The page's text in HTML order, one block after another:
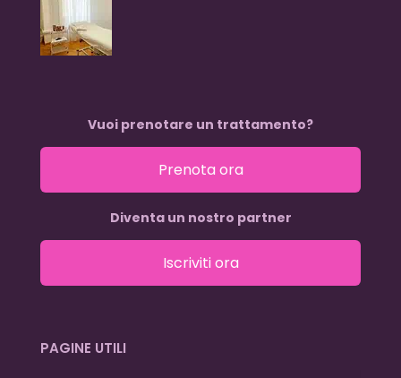
Vuoi prenotare un trattamento?
Prenota ora
Diventa un nostro partner
Iscriviti ora
PAGINE UTILI